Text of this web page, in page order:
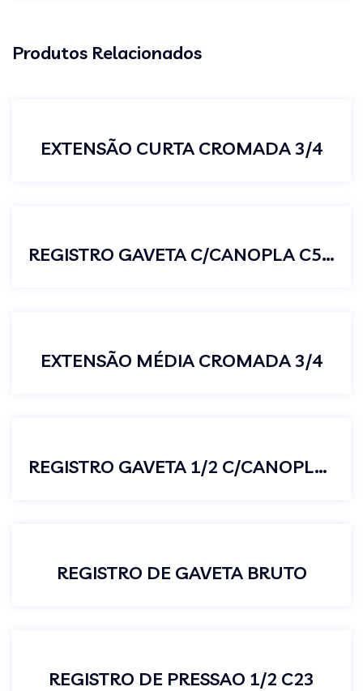
Produtos Relacionados
EXTENSÃO CURTA CROMADA 3/4
REGISTRO GAVETA C/CANOPLA C50 3/4
EXTENSÃO MÉDIA CROMADA 3/4
REGISTRO GAVETA 1/2 C/CANOPLA C50
REGISTRO DE GAVETA BRUTO
REGISTRO DE PRESSAO 1/2 C23